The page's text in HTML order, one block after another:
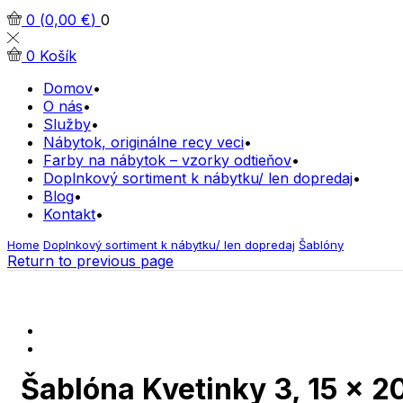
0 (0,00 €) 0
0 Košík
Domov
O nás
Služby
Nábytok, originálne recy veci
Farby na nábytok – vzorky odtieňov
Doplnkový sortiment k nábytku/ len dopredaj
Blog
Kontakt
Home Doplnkový sortiment k nábytku/ len dopredaj Šablóny
Return to previous page
Šablóna Kvetinky 3, 15 x